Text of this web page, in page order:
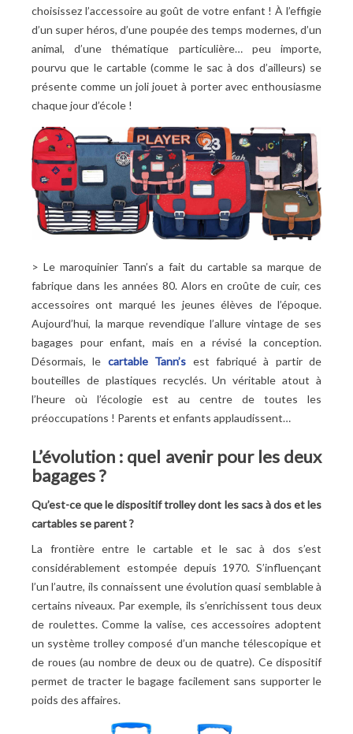
choisissez l’accessoire au goût de votre enfant ! À l’effigie
d’un super héros, d’une poupée des temps modernes, d’un
animal, d’une thématique particulière… peu importe,
pourvu que le cartable (comme le sac à dos d’ailleurs) se
présente comme un joli jouet à porter avec enthousiasme
chaque jour d’école !
> Le maroquinier Tann’s a fait du cartable sa marque de
fabrique dans les années 80. Alors en croûte de cuir, ces
accessoires ont marqué les jeunes élèves de l’époque.
Aujourd’hui, la marque revendique l’allure vintage de ses
bagages pour enfant, mais en a révisé la conception.
Désormais, le cartable Tann’s est fabriqué à partir de
bouteilles de plastiques recyclés. Un véritable atout à
l’heure où l’écologie est au centre de toutes les
préoccupations ! Parents et enfants applaudissent…
L’évolution : quel avenir pour les deux
bagages ?
Qu’est-ce que le dispositif trolley dont les sacs à dos et les
cartables se parent ?
La frontière entre le cartable et le sac à dos s’est
considérablement estompée depuis 1970. S’influençant
l’un l’autre, ils connaissent une évolution quasi semblable à
certains niveaux. Par exemple, ils s’enrichissent tous deux
de roulettes. Comme la valise, ces accessoires adoptent
un système trolley composé d’un manche télescopique et
de roues (au nombre de deux ou de quatre). Ce dispositif
permet de tracter le bagage facilement sans supporter le
poids des affaires.